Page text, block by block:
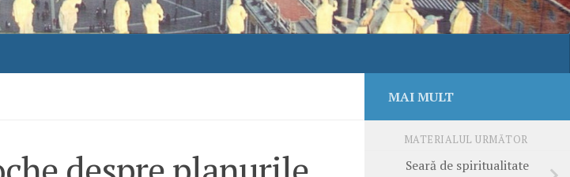
MAI MULT
MATERIALUL URMĂTOR
Seară de spiritualitate